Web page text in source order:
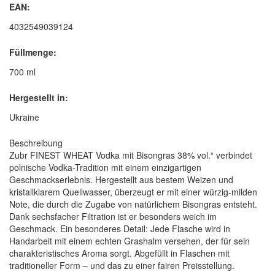
EAN:
4032549039124
Füllmenge:
700 ml
Hergestellt in:
Ukraine
Beschreibung
Zubr FINEST WHEAT Vodka mit Bisongras 38% vol.“ verbindet
polnische Vodka-Tradition mit einem einzigartigen
Geschmackserlebnis. Hergestellt aus bestem Weizen und
kristallklarem Quellwasser, überzeugt er mit einer würzig-milden
Note, die durch die Zugabe von natürlichem Bisongras entsteht.
Dank sechsfacher Filtration ist er besonders weich im
Geschmack. Ein besonderes Detail: Jede Flasche wird in
Handarbeit mit einem echten Grashalm versehen, der für sein
charakteristisches Aroma sorgt. Abgefüllt in Flaschen mit
traditioneller Form – und das zu einer fairen Preisstellung.